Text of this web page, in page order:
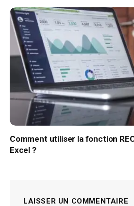
Comment utiliser la fonction
Excel ?
LAISSER UN COMMENTAIRE